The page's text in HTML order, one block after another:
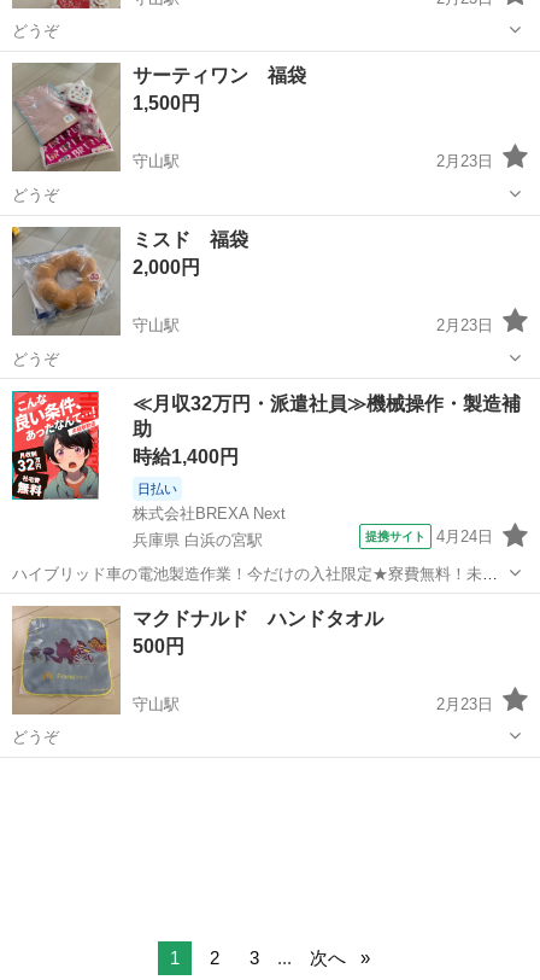
どうぞ
滋賀 守山市 守山駅 ノベルティグッズ
サーティワン 福袋
1,500円
守山駅
2月23日
どうぞ
滋賀 守山市 守山駅 ノベルティグッズ
ミスド 福袋
2,000円
守山駅
2月23日
どうぞ
滋賀 守山市 守山駅 ノベルティグッズ ミスド
≪月収32万円・派遣社員≫機械操作・製造補
助
時給1,400円
日払い
株式会社BREXA Next
兵庫県 白浜の宮駅
提携サイト 4月24日
ハイブリッド車の電池製造作業！今だけの入社限定★寮費無料！未経
験活躍中★20～50代の男性活躍中！安定企業で長期で働きたい方オス
スメ！年間休日130日！正社員登用制度あり！マイカー通勤OK！ワン
ルーム寮完備！《兵庫県姫路市》...
兵庫 姫路市 白浜の宮駅
マクドナルド ハンドタオル
500円
守山駅
2月23日
どうぞ
1 2 3 ... 次へ